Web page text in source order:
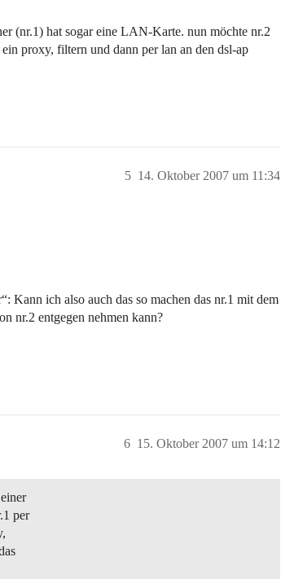
(nr.1) hat sogar eine LAN-Karte. nun möchte nr.2
proxy, filtern und dann per lan an den dsl-ap
14. Oktober 2007 um 11:34
5
Kann ich also auch das so machen das nr.1 mit dem
nr.2 entgegen nehmen kann?
15. Oktober 2007 um 14:12
6
per